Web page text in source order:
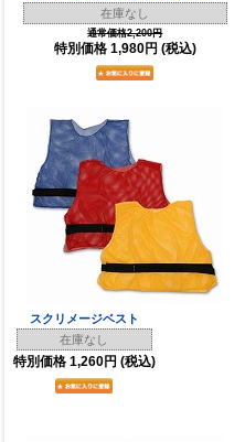
在庫なし
通常価格2,200円
特別価格 1,980円 (税込)
スクリメージベスト
在庫なし
特別価格 1,260円 (税込)